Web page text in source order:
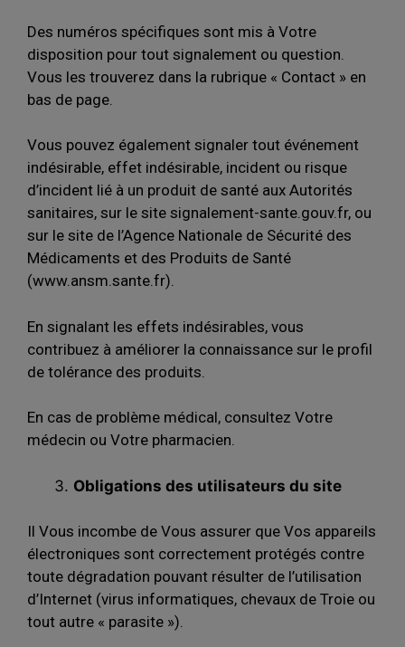
Des numéros spécifiques sont mis à Votre
disposition pour tout signalement ou question.
Vous les trouverez dans la rubrique « Contact » en
bas de page.
Vous pouvez également signaler tout événement
indésirable, effet indésirable, incident ou risque
d’incident lié à un produit de santé aux Autorités
sanitaires, sur le site signalement-sante.gouv.fr, ou
sur le site de l’Agence Nationale de Sécurité des
Médicaments et des Produits de Santé
(www.ansm.sante.fr).
En signalant les effets indésirables, vous
contribuez à améliorer la connaissance sur le profil
de tolérance des produits.
En cas de problème médical, consultez Votre
médecin ou Votre pharmacien.
Obligations des utilisateurs du site
Il Vous incombe de Vous assurer que Vos appareils
électroniques sont correctement protégés contre
toute dégradation pouvant résulter de l’utilisation
d’Internet (virus informatiques, chevaux de Troie ou
tout autre « parasite »).